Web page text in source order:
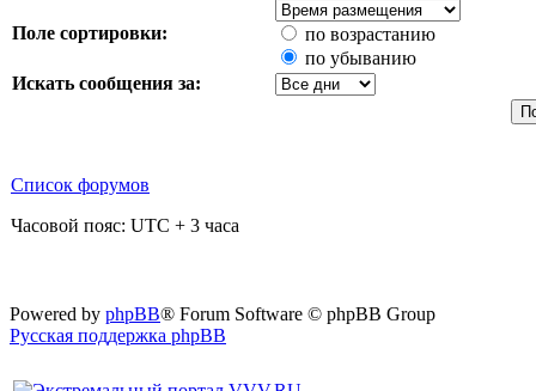
Поле сортировки:
по возрастанию
по убыванию
Искать сообщения за:
Список форумов
Часовой пояс: UTC + 3 часа
Powered by phpBB® Forum Software © phpBB Group
Русская поддержка phpBB